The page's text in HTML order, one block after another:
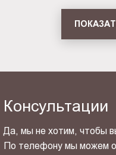
Консультации
Да, мы не хотим, чтобы
По телефону мы можем